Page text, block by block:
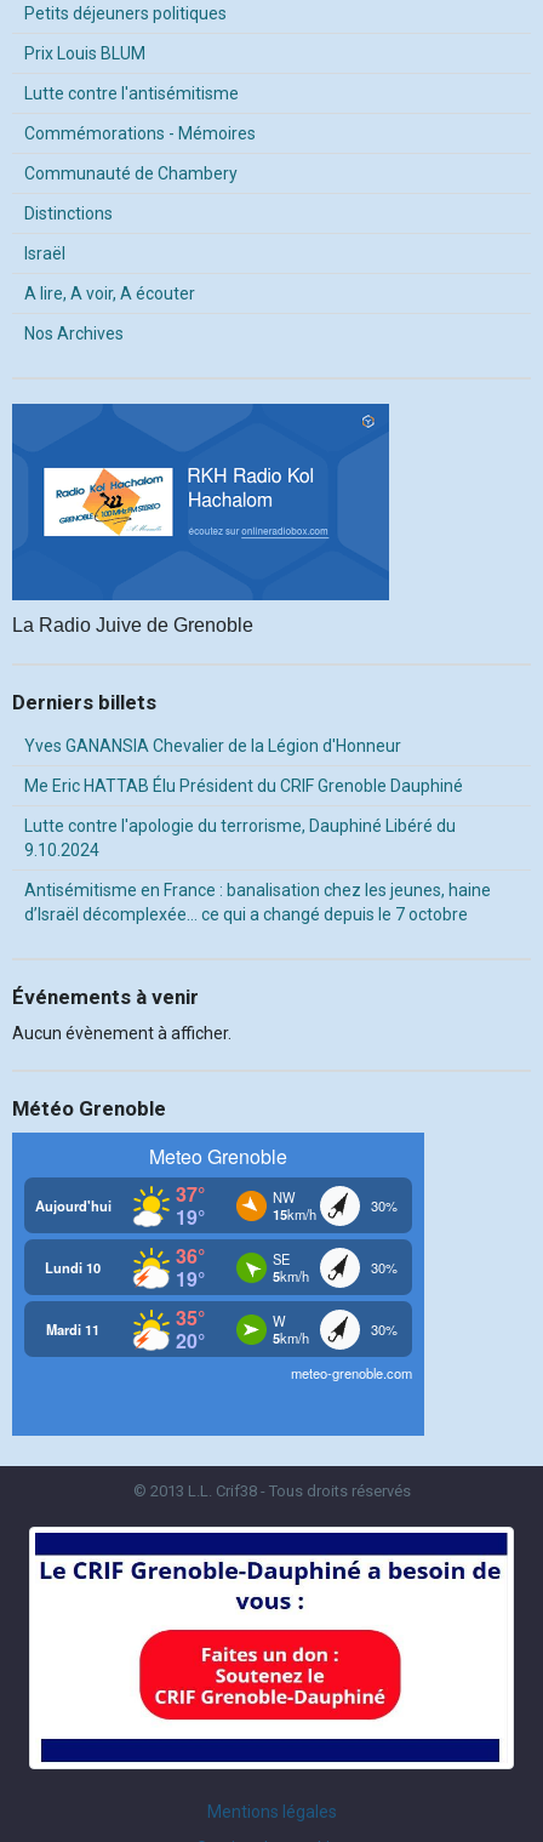
Petits déjeuners politiques
Prix Louis BLUM
Lutte contre l'antisémitisme
Commémorations - Mémoires
Communauté de Chambery
Distinctions
Israël
A lire, A voir, A écouter
Nos Archives
La Radio Juive de Grenoble
Derniers billets
Yves GANANSIA Chevalier de la Légion d'Honneur
Me Eric HATTAB Élu Président du CRIF Grenoble Dauphiné
Lutte contre l'apologie du terrorisme, Dauphiné Libéré du
9.10.2024
Antisémitisme en France : banalisation chez les jeunes, haine
d’Israël décomplexée… ce qui a changé depuis le 7 octobre
Événements à venir
Aucun évènement à afficher.
Météo Grenoble
© 2013 L.L. Crif38 - Tous droits réservés
Mentions légales